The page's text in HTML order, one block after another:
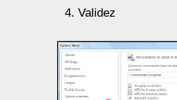
Validez